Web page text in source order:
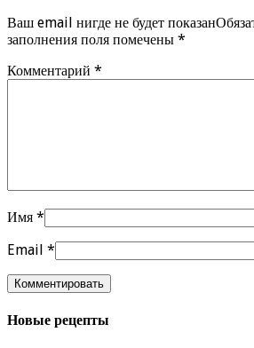
Ваш email нигде не будет
заполнения поля помечены *
Комментарий *
Имя *
Email *
Новые рецепты